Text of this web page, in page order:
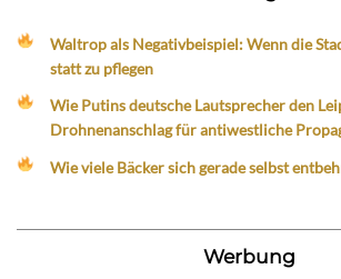
Waltrop als Negativbeispiel: Wenn die
statt zu pflegen
Wie Putins deutsche Lautsprecher den
Drohnenanschlag für antiwestliche
Wie viele Bäcker sich gerade selbst
Werbung